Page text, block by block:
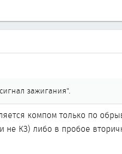
зажигания".
компом только по
КЗ) либо в пробое